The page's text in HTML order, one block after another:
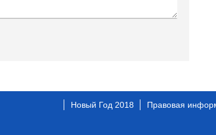
Новый Год 2018 Правовая